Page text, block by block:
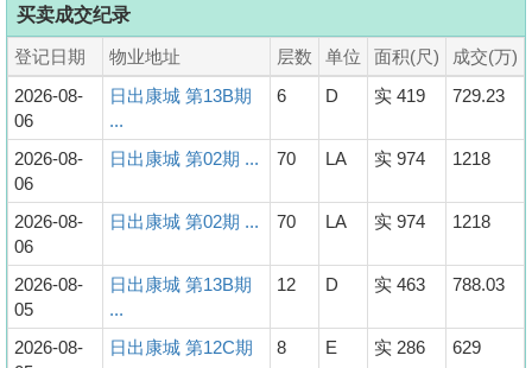
买卖成交纪录
登记日期 物业地址 层数 单位 面积(尺)
成交(万)
2026-08-
06
日出康城 第13B期
...
6 D 实 419 729.23
2026-08-
06
日出康城 第02期 ... 70 LA 实 974 1218
2026-08-
06
日出康城 第02期 ... 70 LA 实 974 1218
2026-08-
05
日出康城 第13B期
...
12 D 实 463 788.03
2026-08-
日出康城 第12C期
8 E 实 286 629